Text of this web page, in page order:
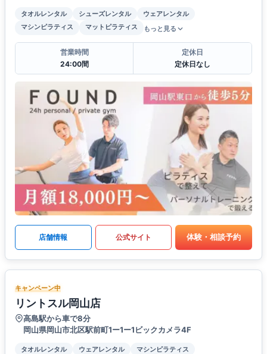
タオルレンタル シューズレンタル
ウェアレンタル
マシンピラティス
マットピラティス もっと見る
営業時間
24:00間
定休日
定休日なし
店舗情報 公式サイト 体験・相談予約
キャンペーン中
リントスル岡山店
高島駅から車で8分
岡山県岡山市北区駅前町1ー1ー1ビックカメラ4F
タオルレンタル ウェアレンタル
マシンピラティス